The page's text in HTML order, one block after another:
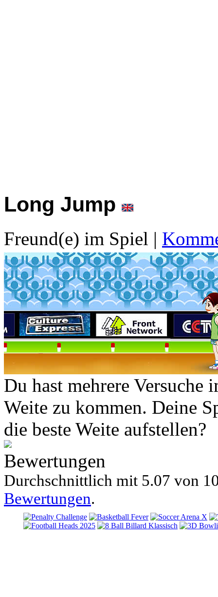
Long Jump
Freund(e) im Spiel |
Du hast mehrere Versuche
Weite zu kommen. Deine
die beste Weite aufstellen?
Bewertungen
Durchschnittlich mit 5.07 von
Bewertungen.